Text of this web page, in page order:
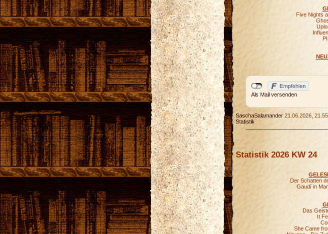
Five Nights
Als Mail versenden
SaschaSalamander 21.06.2026, 21.55
Statistik
Statistik 2026 KW 24
Der Schatten
Gaudí in
Das
It
She Came